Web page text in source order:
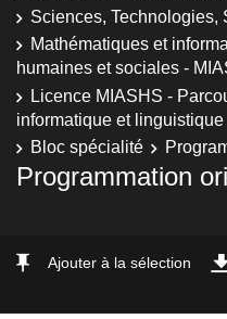
Sciences, Technologies,
Mathématiques et
humaines et sociales -
Licence MIASHS -
informatique et linguistique
Bloc spécialité
Programmation
Ajouter à la sélection